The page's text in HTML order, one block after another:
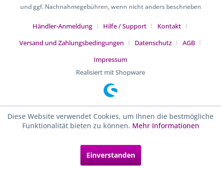
und ggf. Nachnahmegebühren, wenn nicht anders beschrieben
Händler-Anmeldung Hilfe / Support
Kontakt
Versand und Zahlungsbedingungen
Datenschutz
AGB
Impressum
Realisiert mit Shopware
Diese Website verwendet Cookies, um Ihnen die bestmögliche
Funktionalität bieten zu können. Mehr Informationen
Einverstanden